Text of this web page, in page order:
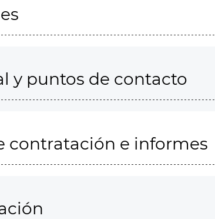
y puntos de contacto
contratación e informes